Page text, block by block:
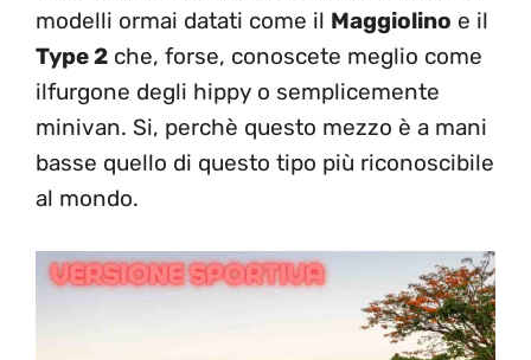
modelli ormai datati come il Maggiolino e il
Type 2 che, forse, conoscete meglio come
ilfurgone degli hippy o semplicemente
minivan. Si, perchè questo mezzo è a mani
basse quello di questo tipo più riconoscibile
al mondo.